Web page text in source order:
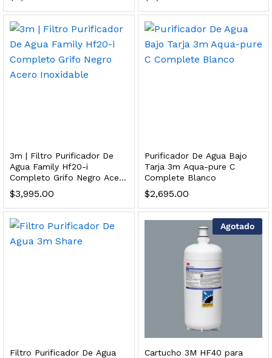
3m | Filtro Purificador De
Agua Family Hf20-i
Completo Grifo Negro Acero
Inoxidable
$3,995.00
Purificador De Agua Bajo
Tarja 3m Aqua-pure C
Complete Blanco
$2,695.00
Filtro Purificador De Agua
Agotado
Cartucho 3M HF40 para
Cafetera (Cartucho de Repuesto)
2,899.00
3,699.00
al carrito
SS304 Natural Cepillado | Agua Purificada